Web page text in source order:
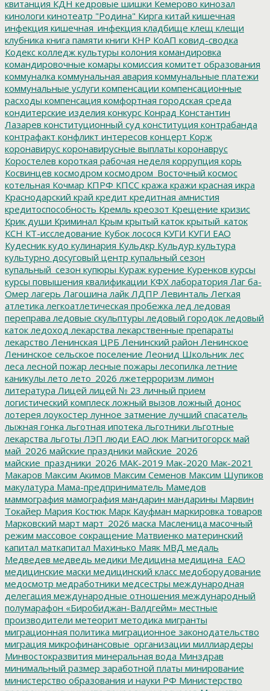
квитанция КДН кедровые шишки Кемерово кинозал
кинологи кинотеатр "Родина" Кирга китай кишечная
инфекция кишечная_инфекция кладбище клещ клещи
клубника книга памяти книги КНР КоАП ковид-сводка
Кодекс колледж культуры колония командировка
командировочные комары комиссия комитет образования
коммуналка коммунальная авария коммунальные платежи
коммунальные услуги компенсации компенсационные
расходы компенсация комфортная городская среда
кондитерские изделия конкурс Конрад Константин
Лазарев конституционный суд конституция контрабанда
контрафакт конфликт интересов концерт Корж
коронавирус коронавирусные выплаты коронаврус
Коростелев короткая рабочая неделя коррупция корь
Косвинцев космодром космодром_Восточный космос
котельная Кочмар КПРФ КПСС кража кражи красная икра
Краснодарский край кредит кредитная амнистия
кредитоспособность Кремль креозот Крещение кризис
Крик души Криминал Крым крытый каток крытый_каток
КСН КТ-исследование Кубок лосося КУГИ КУГИ ЕАО
Кудесник кудо кулинария Кульдкр Кульдур культура
культурно досуговый центр купальный сезон
купальный_сезон купюры Кураж курение Куренков курсы
курсы повышения квалификации КФХ лаборатория Лаг ба-
Омер лагерь Лагошина лайк ЛДПР Левинталь Легкая
атлетика легкоатлетическая пробежка лед ледовая
переправа ледовые скульптуры ледовый городок ледовый
каток ледоход лекарства лекарственные препараты
лекарство Ленинская ЦРБ Ленинский район Ленинское
Ленинское сельское поселение Леонид Школьник лес
леса лесной пожар лесные пожары лесопилка летние
каникулы лето лето_2026 лжетерроризм лимон
литература Лицей лицей № 23 личный прием
логистический комплеск ложный вызов ложный донос
лотерея лоукостер лунное затмение лучший спасатель
лыжная гонка льготная ипотека льготники льготные
лекарства льготы ЛЭП люди ЕАО люк Магнитогорск май
май_2026 майские праздники майские_2026
майские_праздники_2026 МАК-2019 Мак-2020 Мак-2021
Макаров Максим Акимов Максим Семенов Максим Шупиков
макулатура Мама-предприниматель Мамедов
маммография мамография мандарин мандарины Марвин
Токайер Мария Костюк Марк Кауфман маркировка товаров
Марковский март март_2026 маска Масленица масочный
режим массовое сокращение Матвиенко материнский
капитал маткапитал Махинько Маяк МВД медаль
Медведев медведь медики Медицина медицина_ЕАО
медицинские маски медицинский класс медоборудование
медосмотр медработники медсестры международная
делегация международные отношения международный
полумарафон «Биробиджан-Валдгейм» местные
производители метеорит методика мигранты
миграционная политика миграционное законодательство
миграция микрофинансовые_организации миллиардеры
Минвостокразвития минеральная вода Минздрав
минимальный размер заработной платы минирование
министерство образования и науки РФ Министерство